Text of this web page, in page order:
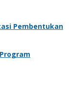
Pembentukan